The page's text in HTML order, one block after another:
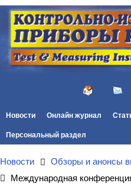
Новости Онлайн журнал
Персональный раздел
Новости
Обзоры и анонсы
Международная